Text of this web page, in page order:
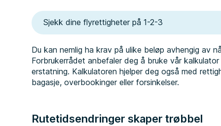
Sjekk dine flyrettigheter på 1-2-3
Du kan nemlig ha krav på ulike beløp avhengig av
Forbrukerrådet anbefaler deg å bruke vår
erstatning. Kalkulatoren hjelper deg også med
bagasje, overbookinger eller forsinkelser.
Rutetidsendringer skaper trøbbel